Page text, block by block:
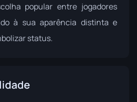
popular entre jogadores
à sua aparência distinta e
status.